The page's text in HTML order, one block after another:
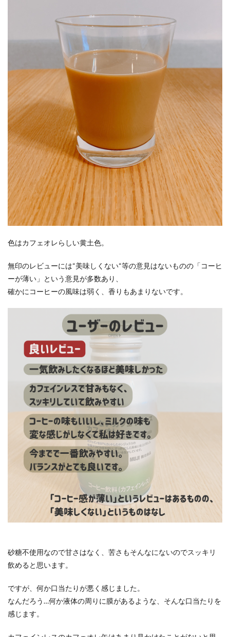
色はカフェオレらしい黄土色。
無印のレビューには“美味しくない“等の意見はないものの「コーヒ
ーが薄い」という意見が多数あり、
確かにコーヒーの風味は弱く、香りもあまりないです。
砂糖不使用なので甘さはなく、苦さもそんなにないのでスッキリ
飲めると思います。
ですが、何か口当たりが悪く感じました。
なんだろう…何か液体の周りに膜があるような、そんな口当たりを
感じます。